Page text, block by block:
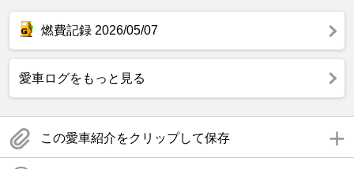
燃費記録 2026/05/07
愛車ログをもっと見る
この愛車紹介をクリップして保存